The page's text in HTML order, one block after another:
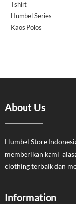
Tshirt
Humbel Series
Kaos Polos
About Us
Humbel Store
memberikan kami
clothing terbaik dan
Information